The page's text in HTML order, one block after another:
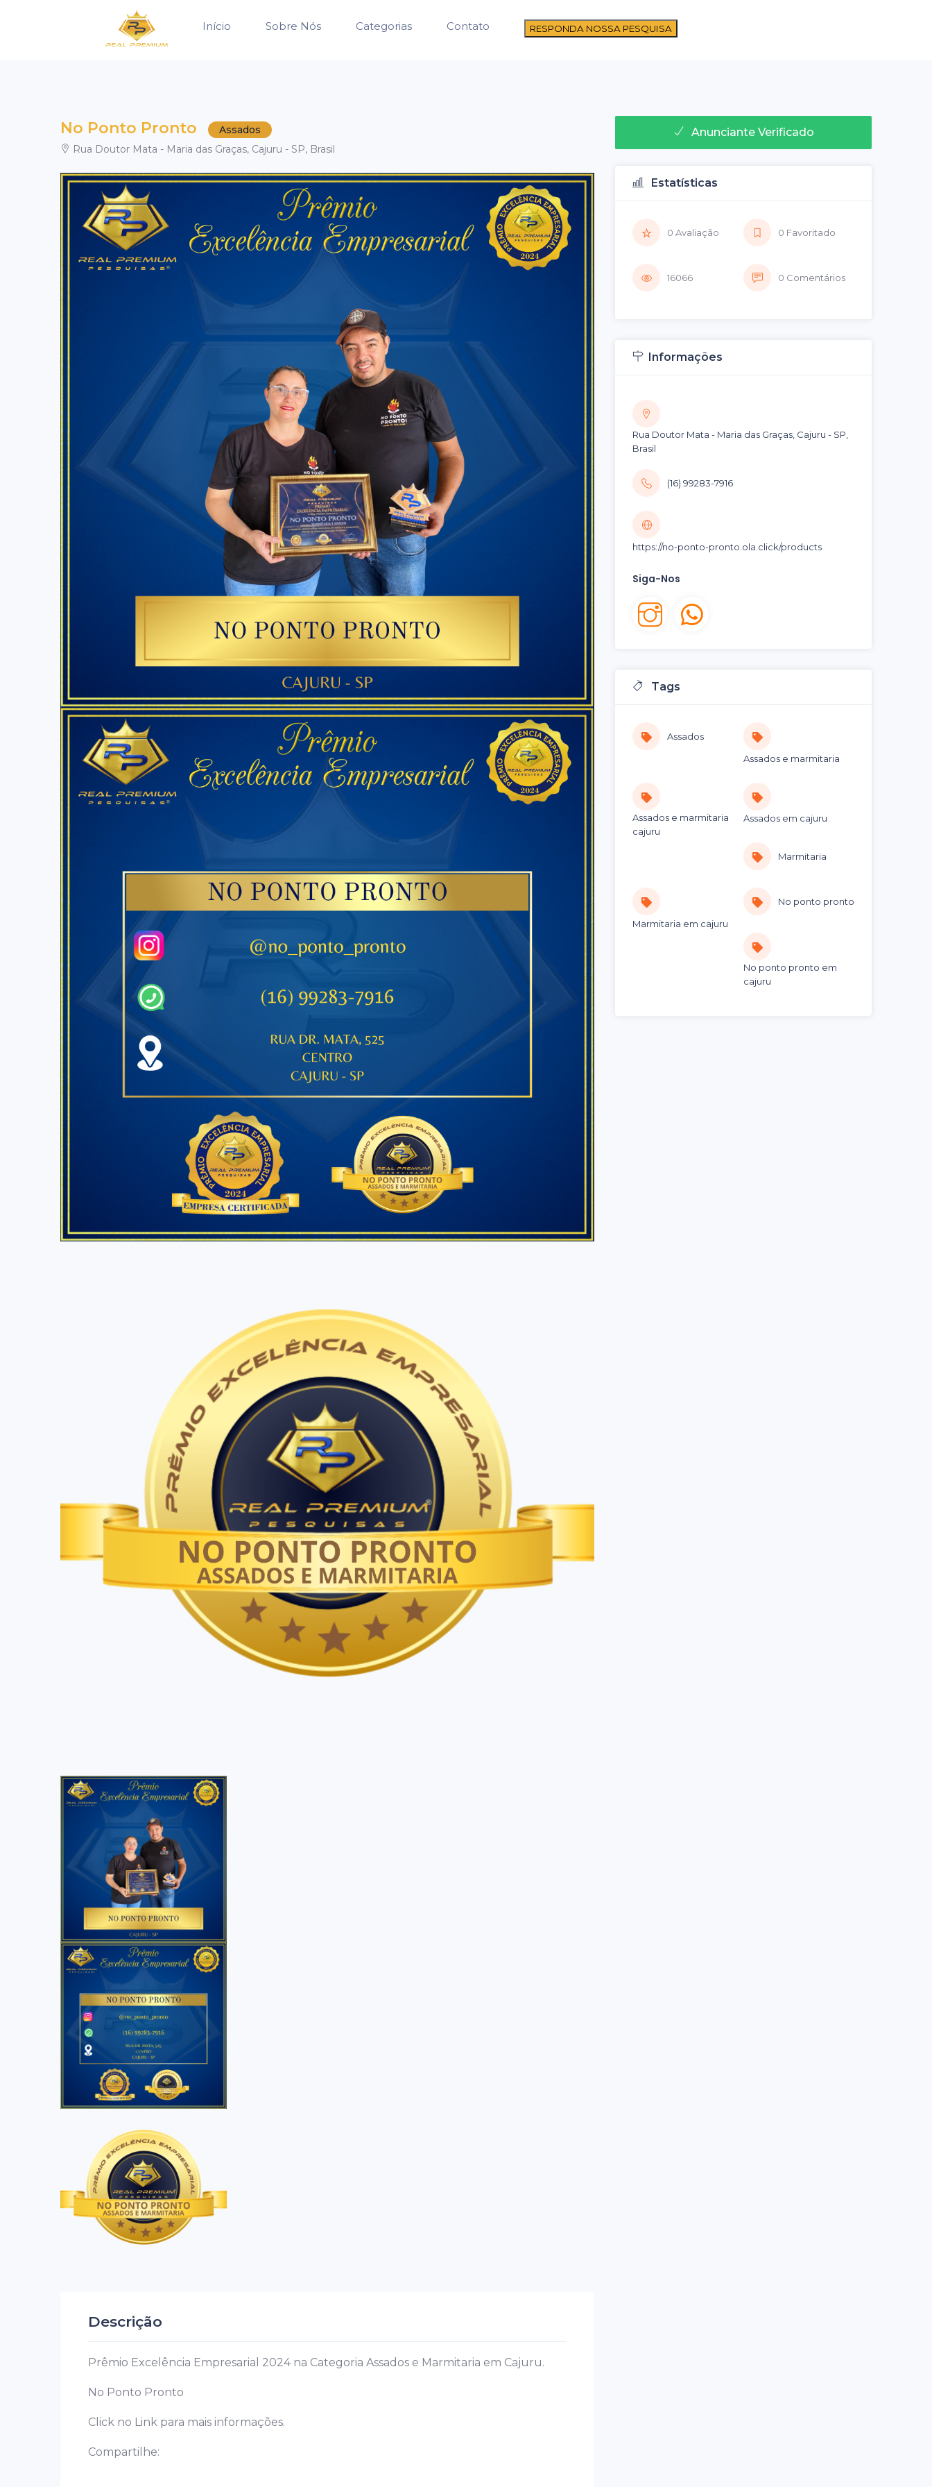
Início Sobre Nós Categorias Contato RESPONDA NOSSA PESQUISA
No Ponto Pronto
Assados
Rua Doutor Mata - Maria das Graças, Cajuru - SP, Brasil
Descrição
Prêmio Excelência Empresarial 2024 na Categoria Assados e Marmitaria em Cajuru.
No Ponto Pronto
Click no Link para mais informações.
Compartilhe:
Anunciante Verificado
Estatísticas
0 Avaliação 0 Favoritado
16066 0 Comentários
Informações
Rua Doutor Mata - Maria das Graças, Cajuru - SP,
Brasil
(16) 99283-7916
https://no-ponto-pronto.ola.click/products
Siga-Nos
Tags
Assados
Assados e marmitaria
Assados e marmitaria
cajuru
Assados em cajuru
Marmitaria
Marmitaria em cajuru
No ponto pronto
No ponto pronto em
cajuru